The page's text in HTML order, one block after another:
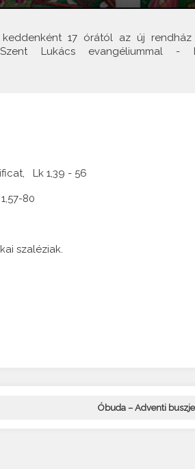
17 órától az új rendház
Lukács evangéliummal -
Lk 1,39 - 56
80
szaléziak.
Óbuda – Adventi